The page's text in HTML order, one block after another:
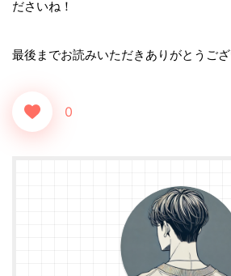
ださいね！
最後までお読みいただきありがとうござ
0